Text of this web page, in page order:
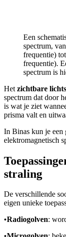
Een
spectrum,
frequentie)
frequentie).
spectrum is
Het zichtbare
spectrum dat door
is wat je ziet
prisma valt en
In Binas kun je een
elektromagnetisch
straling
De verschillende
eigen unieke
•Radiogolven: